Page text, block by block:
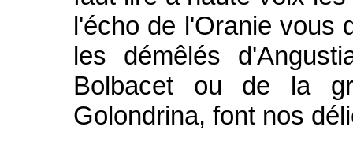
l'écho de l'Oranie vous
les démêlés
Bolbacet ou de la
Golondrina, font nos